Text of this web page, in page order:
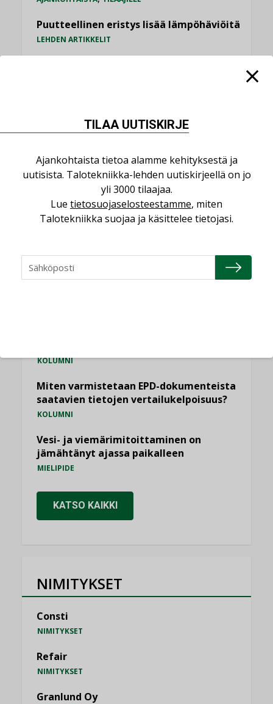
Puutteellinen eristys lisää lämpöhäviöitä
LEHDEN ARTIKKELIT
KATSO KAIKKI
NÄKÖKULMIA
KOLUMNI
KOLUMNI
Miten varmistetaan EPD-dokumenteista
saatavien tietojen vertailukelpoisuus?
KOLUMNI
Vesi- ja viemärimitoittaminen on
jämähtänyt ajassa paikalleen
MIELIPIDE
KATSO KAIKKI
NIMITYKSET
Consti
NIMITYKSET
Refair
NIMITYKSET
Granlund Oy
TILAA UUTISKIRJE
Ajankohtaista tietoa alamme kehityksestä ja
uutisista. Talotekniikka-lehden uutiskirjeellä on jo
yli 3000 tilaajaa.
Lue tietosuojaselosteestamme, miten
Talotekniikka suojaa ja käsittelee tietojasi.